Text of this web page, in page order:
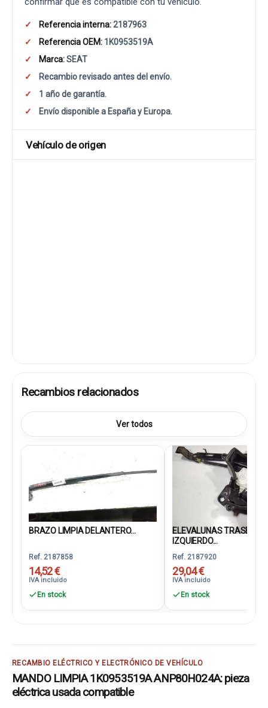
Referencia interna:2187963
Referencia OEM: 1K0953519A
Marca:SEAT
Recambio revisado antes del envío.
1 año de garantía.
Envío disponible a España y Europa.
Vehículo de origen
Recambios relacionados
Ver todos
BRAZO LIMPIA DELANTERO...
Ref. 2187858
14,52 €
IVA incluido
En stock
ELEVALUNAS TRASERO
IZQUIERDO...
Ref. 2187920
29,04 €
IVA incluido
En stock
RECAMBIO ELÉCTRICO Y ELECTRÓNICO DE VEHÍCULO
MANDO LIMPIA 1K0953519A ANP80H024A: pieza
eléctrica usada compatible